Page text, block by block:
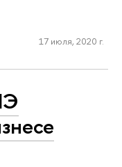
17 июля, 2020 г.